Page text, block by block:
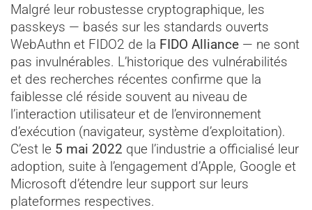
Malgré leur robustesse cryptographique, les
passkeys — basés sur les standards ouverts
WebAuthn et FIDO2 de la FIDO Alliance — ne sont
pas invulnérables. L’historique des vulnérabilités
et des recherches récentes confirme que la
faiblesse clé réside souvent au niveau de
l’interaction utilisateur et de l’environnement
d’exécution (navigateur, système d’exploitation).
C’est le 5 mai 2022 que l’industrie a officialisé leur
adoption, suite à l’engagement d’Apple, Google et
Microsoft d’étendre leur support sur leurs
plateformes respectives.